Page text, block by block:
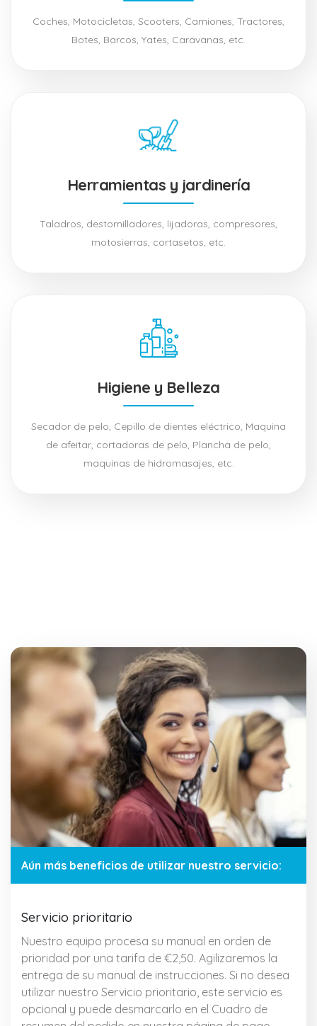
Coches, Motocicletas, Scooters, Camiones, Tractores,
Botes, Barcos, Yates, Caravanas, etc.
Herramientas y jardinería
Taladros, destornilladores, lijadoras, compresores,
motosierras, cortasetos, etc.
Higiene y Belleza
Secador de pelo, Cepillo de dientes eléctrico, Maquina
de afeitar, cortadoras de pelo, Plancha de pelo,
maquinas de hidromasajes, etc.
Aún más beneficios de utilizar nuestro servicio:
Servicio prioritario
Nuestro equipo procesa su manual en orden de
prioridad por una tarifa de €2,50. Agilizaremos la
entrega de su manual de instrucciones. Si no desea
utilizar nuestro Servicio prioritario, este servicio es
opcional y puede desmarcarlo en el Cuadro de